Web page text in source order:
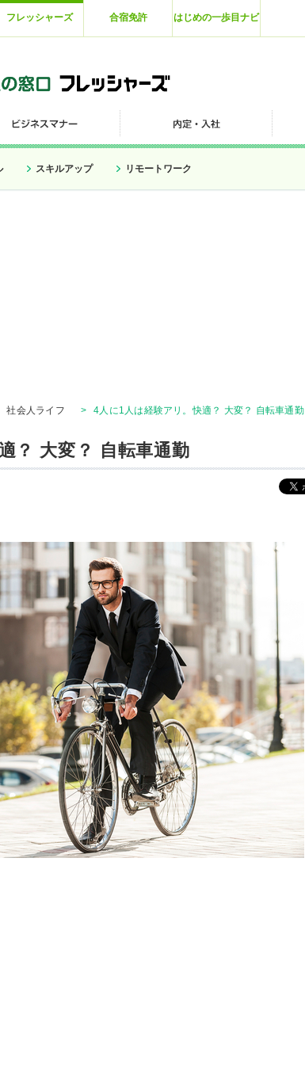
フレッシャーズ 合宿免許 はじめの一歩目ナビ
スキルアップ リモートワーク
社会人ライフ > 4人に1人は経験アリ。快適？ 大変？ 自転車通勤
？ 大変？ 自転車通勤